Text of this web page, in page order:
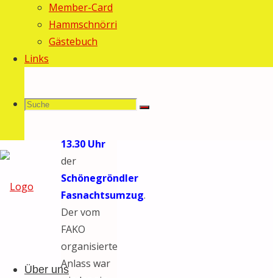
Member-Card
Hammschnörri
Gästebuch
Links
Suche
Suchen
Suche
Guggemusig
Lömpe
springenÜber uns
2013
(16.02.)
13.30 Uhr
der
Schönegröndler
Fasnachtsumzug.
Der vom
FAKO
organisierte
Anlass war